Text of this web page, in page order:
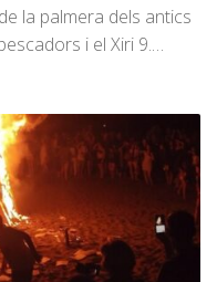
la palmera dels antics
i el Xiri 9.…